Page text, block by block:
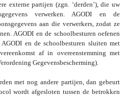
externe partijen (zgn. ‘derden’), die uw
verwerken. AGODI en de
aan die verwerkers, zodat ze
AGODI en de schoolbesturen oefenen
en de schoolbesturen sluiten met
af in overeenstemming met
Gegevensbescherming).
met nog andere partijen, dan gebeurt
wordt afgesloten tussen de betrokken